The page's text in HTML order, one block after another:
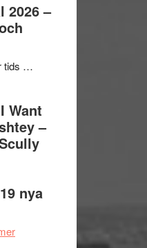
Håkan
–
en
helt
2026 –
tids …
Want
–
nya
om